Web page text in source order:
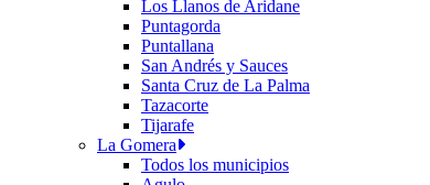
Los Llanos de Aridane
Puntagorda
Puntallana
San Andrés y Sauces
Santa Cruz de La Palma
Tazacorte
Tijarafe
La Gomera
Todos los municipios